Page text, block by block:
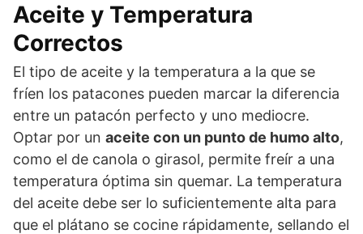
Aceite y Temperatura
Correctos
El tipo de aceite y la temperatura a la que se
fríen los patacones pueden marcar la diferencia
entre un patacón perfecto y uno mediocre.
Optar por un aceite con un punto de humo alto,
como el de canola o girasol, permite freír a una
temperatura óptima sin quemar. La temperatura
del aceite debe ser lo suficientemente alta para
que el plátano se cocine rápidamente, sellando el